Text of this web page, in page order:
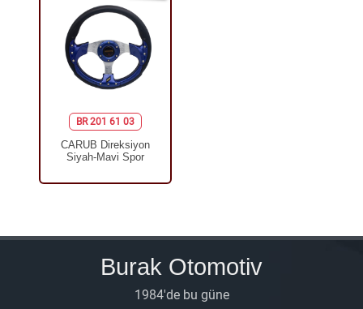
BR 201 61 03
CARUB Direksiyon
Siyah-Mavi Spor
Burak Otomotiv
1984'de bu güne